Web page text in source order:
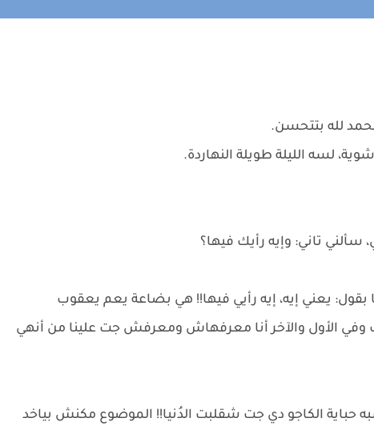
لله بتتحسن.
لسه الليلة طويلة النهاردة.
سألني تاني: وإيه رأيك فيها؟
يعني إيه، إيه رأيي فيها!! هي بضاعة يعم يعقوب
وفي الأول والآخر أنا معرفهاش ومعرفش جت علينا من أنهي
حباية الكاجو دي جت شقلبت الدُنيا!! الموضوع مكنش بياخد